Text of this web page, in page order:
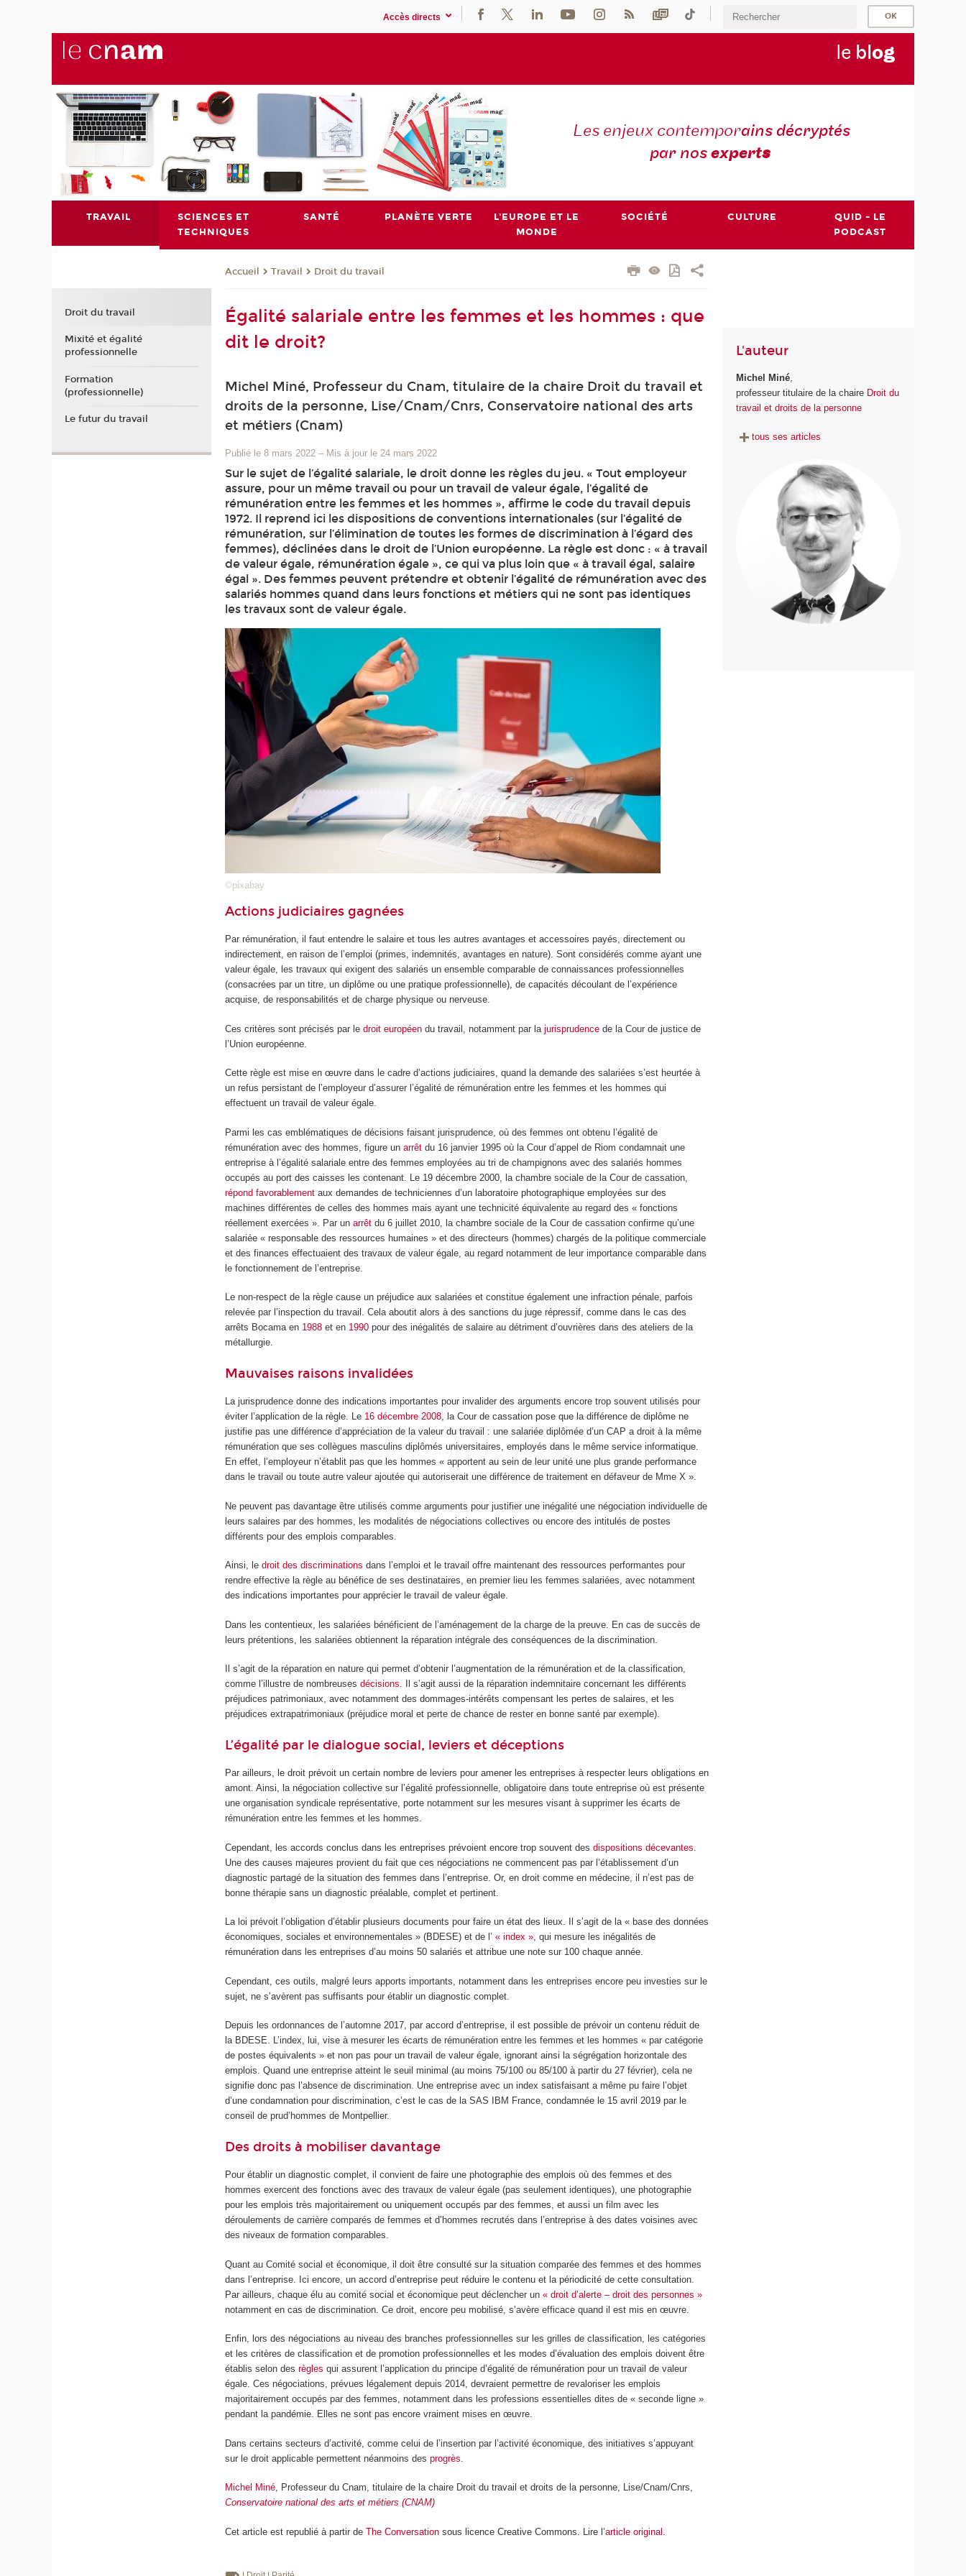
Accès directs
le blog
Les enjeux contemporains décryptés
par nosexperts
TRAVAIL
SCIENCES ET
TECHNIQUES
SANTÉ PLANÈTE VERTE
L'EUROPE ET LE
MONDE
SOCIÉTÉ CULTURE
QUID - LE
PODCAST
Accueil Travail Droit du travail
Égalité salariale entre les femmes et les hommes : que
dit le droit?
Michel Miné, Professeur du Cnam, titulaire de la chaire Droit du travail et
droits de la personne, Lise/Cnam/Cnrs, Conservatoire national des arts
et métiers (Cnam)
Publié le 8 mars 2022 – Mis à jour le 24 mars 2022
Sur le sujet de l’égalité salariale, le droit donne les règles du jeu. « Tout employeur
assure, pour un même travail ou pour un travail de valeur égale, l’égalité de
rémunération entre les femmes et les hommes », affirme le code du travail depuis
1972. Il reprend ici les dispositions de conventions internationales (sur l’égalité de
rémunération, sur l’élimination de toutes les formes de discrimination à l’égard des
femmes), déclinées dans le droit de l’Union européenne. La règle est donc : « à travail
de valeur égale, rémunération égale », ce qui va plus loin que « à travail égal, salaire
égal ». Des femmes peuvent prétendre et obtenir l’égalité de rémunération avec des
salariés hommes quand dans leurs fonctions et métiers qui ne sont pas identiques
les travaux sont de valeur égale.
©pixabay
Actions judiciaires gagnées
Par rémunération, il faut entendre le salaire et tous les autres avantages et accessoires payés, directement ou
indirectement, en raison de l’emploi (primes, indemnités, avantages en nature). Sont considérés comme ayant une
valeur égale, les travaux qui exigent des salariés un ensemble comparable de connaissances professionnelles
(consacrées par un titre, un diplôme ou une pratique professionnelle), de capacités découlant de l’expérience
acquise, de responsabilités et de charge physique ou nerveuse.
Ces critères sont précisés par ledroit européen du travail, notamment par lajurisprudence de la Cour de justice de
l’Union européenne.
Cette règle est mise en œuvre dans le cadre d’actions judiciaires, quand la demande des salariées s’est heurtée à
un refus persistant de l’employeur d’assurer l’égalité de rémunération entre les femmes et les hommes qui
effectuent un travail de valeur égale.
Parmi les cas emblématiques de décisions faisant jurisprudence, où des femmes ont obtenu l’égalité de
rémunération avec des hommes, figure unarrêt du 16 janvier 1995 où la Cour d’appel de Riom condamnait une
entreprise à l’égalité salariale entre des femmes employées au tri de champignons avec des salariés hommes
occupés au port des caisses les contenant. Le 19 décembre 2000, la chambre sociale de la Cour de cassation,
répond favorablement aux demandes de techniciennes d’un laboratoire photographique employées sur des
machines différentes de celles des hommes mais ayant une technicité équivalente au regard des « fonctions
réellement exercées ». Par unarrêt du 6 juillet 2010, la chambre sociale de la Cour de cassation confirme qu’une
salariée « responsable des ressources humaines » et des directeurs (hommes) chargés de la politique commerciale
et des finances effectuaient des travaux de valeur égale, au regard notamment de leur importance comparable dans
le fonctionnement de l’entreprise.
Le non-respect de la règle cause un préjudice aux salariées et constitue également une infraction pénale, parfois
relevée par l’inspection du travail. Cela aboutit alors à des sanctions du juge répressif, comme dans le cas des
arrêts Bocama en 1988 et en 1990 pour des inégalités de salaire au détriment d’ouvrières dans des ateliers de la
métallurgie.
Mauvaises raisons invalidées
La jurisprudence donne des indications importantes pour invalider des arguments encore trop souvent utilisés pour
éviter l’application de la règle. Le 16 décembre 2008, la Cour de cassation pose que la différence de diplôme ne
justifie pas une différence d’appréciation de la valeur du travail : une salariée diplômée d’un CAP a droit à la même
rémunération que ses collègues masculins diplômés universitaires, employés dans le même service informatique.
En effet, l’employeur n’établit pas que les hommes « apportent au sein de leur unité une plus grande performance
dans le travail ou toute autre valeur ajoutée qui autoriserait une différence de traitement en défaveur de Mme X ».
Ne peuvent pas davantage être utilisés comme arguments pour justifier une inégalité une négociation individuelle de
leurs salaires par des hommes, les modalités de négociations collectives ou encore des intitulés de postes
différents pour des emplois comparables.
Ainsi, ledroit des discriminations dans l’emploi et le travail offre maintenant des ressources performantes pour
rendre effective la règle au bénéfice de ses destinataires, en premier lieu les femmes salariées, avec notamment
des indications importantes pour apprécier le travail de valeur égale.
Dans les contentieux, les salariées bénéficient de l’aménagement de la charge de la preuve. En cas de succès de
leurs prétentions, les salariées obtiennent la réparation intégrale des conséquences de la discrimination.
Il s’agit de la réparation en nature qui permet d’obtenir l’augmentation de la rémunération et de la classification,
comme l’illustre de nombreusesdécisions. Il s’agit aussi de la réparation indemnitaire concernant les différents
préjudices patrimoniaux, avec notamment des dommages-intérêts compensant les pertes de salaires, et les
préjudices extrapatrimoniaux (préjudice moral et perte de chance de rester en bonne santé par exemple).
L’égalité par le dialogue social, leviers et déceptions
Par ailleurs, le droit prévoit un certain nombre de leviers pour amener les entreprises à respecter leurs obligations en
amont. Ainsi, la négociation collective sur l’égalité professionnelle, obligatoire dans toute entreprise où est présente
une organisation syndicale représentative, porte notamment sur les mesures visant à supprimer les écarts de
rémunération entre les femmes et les hommes.
Cependant, les accords conclus dans les entreprises prévoient encore trop souvent desdispositions décevantes
Une des causes majeures provient du fait que ces négociations ne commencent pas par l’établissement d’un
diagnostic partagé de la situation des femmes dans l’entreprise. Or, en droit comme en médecine, il n’est pas de
bonne thérapie sans un diagnostic préalable, complet et pertinent.
La loi prévoit l’obligation d’établir plusieurs documents pour faire un état des lieux. Il s’agit de la « base des données
économiques, sociales et environnementales » (BDESE) et de l’« index », qui mesure les inégalités de
rémunération dans les entreprises d’au moins 50 salariés et attribue une note sur 100 chaque année.
Cependant, ces outils, malgré leurs apports importants, notamment dans les entreprises encore peu investies sur le
sujet, ne s’avèrent pas suffisants pour établir un diagnostic complet.
Depuis les ordonnances de l’automne 2017, par accord d’entreprise, il est possible de prévoir un contenu réduit de
la BDESE. L’index, lui, vise à mesurer les écarts de rémunération entre les femmes et les hommes « par catégorie
de postes équivalents » et non pas pour un travail de valeur égale, ignorant ainsi la ségrégation horizontale des
emplois. Quand une entreprise atteint le seuil minimal (au moins 75/100 ou 85/100 à partir du 27 février), cela ne
signifie donc pas l’absence de discrimination. Une entreprise avec un index satisfaisant a même pu faire l’objet
d’une condamnation pour discrimination, c’est le cas de la SAS IBM France, condamnée le 15 avril 2019 par le
conseil de prud’hommes de Montpellier.
Des droits à mobiliser davantage
Pour établir un diagnostic complet, il convient de faire une photographie des emplois où des femmes et des
hommes exercent des fonctions avec des travaux de valeur égale (pas seulement identiques), une photographie
pour les emplois très majoritairement ou uniquement occupés par des femmes, et aussi un film avec les
déroulements de carrière comparés de femmes et d’hommes recrutés dans l’entreprise à des dates voisines avec
des niveaux de formation comparables.
Quant au Comité social et économique, il doit être consulté sur la situation comparée des femmes et des hommes
dans l’entreprise. Ici encore, un accord d’entreprise peut réduire le contenu et la périodicité de cette consultation.
Par ailleurs, chaque élu au comité social et économique peut déclencher un« droit d’alerte – droit des personnes »
notamment en cas de discrimination. Ce droit, encore peu mobilisé, s’avère efficace quand il est mis en œuvre.
Enfin, lors des négociations au niveau des branches professionnelles sur les grilles de classification, les catégories
et les critères de classification et de promotion professionnelles et les modes d’évaluation des emplois doivent être
établis selon desrègles qui assurent l’application du principe d’égalité de rémunération pour un travail de valeur
égale. Ces négociations, prévues légalement depuis 2014, devraient permettre de revaloriser les emplois
majoritairement occupés par des femmes, notamment dans les professions essentielles dites de « seconde ligne »
pendant la pandémie. Elles ne sont pas encore vraiment mises en œuvre.
Dans certains secteurs d’activité, comme celui de l’insertion par l’activité économique, des initiatives s’appuyant
sur le droit applicable permettent néanmoins desprogrès
Michel Miné, Professeur du Cnam, titulaire de la chaire Droit du travail et droits de la personne, Lise/Cnam/Cnrs,
Conservatoire national des arts et métiers (CNAM)
Cet article est republié à partir deThe Conversation sous licence Creative Commons. Lire l’article original
L'auteur
Michel Miné
professeur titulaire de la chaire Droit du
travail et droits de la personne
tous ses articles
Droit du travail
Mixité et égalité
professionnelle
Formation
(professionnelle)
Le futur du travail